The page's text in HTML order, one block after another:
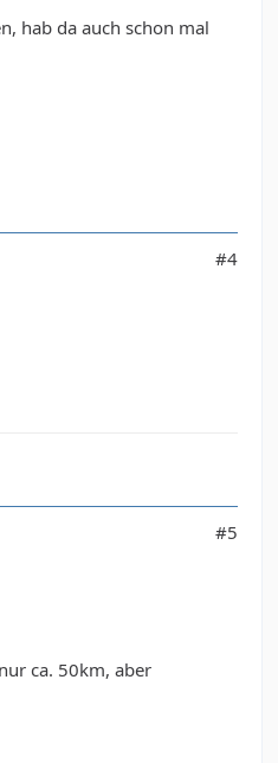
hab da auch schon mal
#4
#5
ca. 50km, aber